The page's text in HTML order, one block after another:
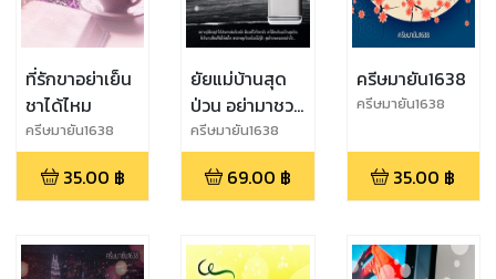
ที่รักขาอย่าเย็น
ชาได้ไหม
ครีษมายัน1638
35.00 ฿
ยัยแม่บ้านสุด
ป่วน อย่ามาชวน
ให้รัก
ครีษมายัน1638
69.00 ฿
ครีษมายัน1638
ครีษมายัน1638
35.00 ฿